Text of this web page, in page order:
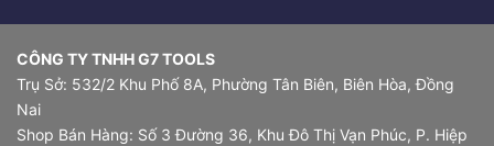
CÔNG TY TNHH G7 TOOLS
Trụ Sở: 532/2 Khu Phố 8A, Phường Tân Biên, Biên Hòa, Đồng
Nai
Shop Bán Hàng: Số 3 Đường 36, Khu Đô Thị Vạn Phúc, P. Hiệp